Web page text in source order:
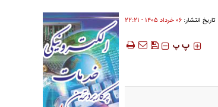
تاریخ انتشار: ۰۶ خرداد ۱۴۰۵ - ۲۲:۲۱
‍‍‍ پ پ